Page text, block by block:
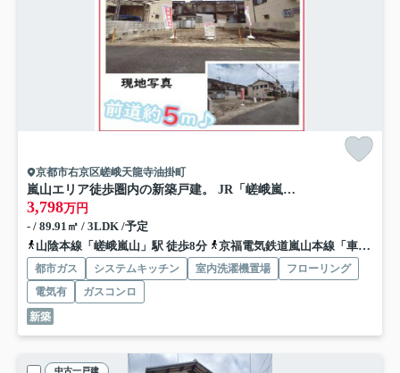
京都市右京区嵯峨天龍寺油掛町
嵐山エリア徒歩圏内の新築戸建。 JR「嵯峨嵐山」駅徒歩9分、生活便利な立地です。
3,798万円
- / 89.91㎡ / 3LDK /予定
山陰本線「嵯峨嵐山」駅 徒歩8分
京福電気鉄道嵐山本線「車折神社」駅 徒歩7分
都市ガス システムキッチン 室内洗濯機置場
フローリング
電気有
ガスコンロ
新築